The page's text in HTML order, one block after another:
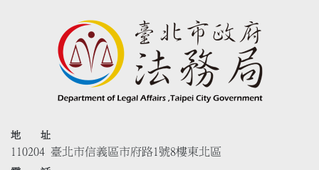
地 址
110204 臺北市信義區市府路1號8樓東北區